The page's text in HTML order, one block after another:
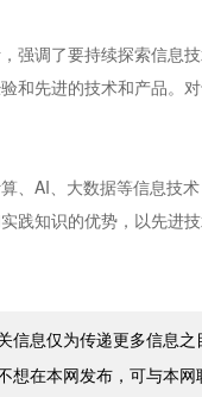
强调了要持续探索信息
和先进的技术和产品。
、AI、大数据等信息技
践知识的优势，以先进
信息仅为传递更多信息
在本网发布，可与本网